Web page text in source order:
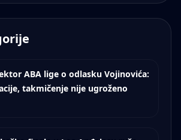
ABA lige o odlasku Vojinovića:
takmičenje nije ugroženo